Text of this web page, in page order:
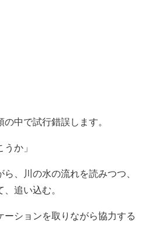
中で試行錯誤します。
か」
、川の水の流れを読みつつ、
追い込む。
ションを取りながら協力する